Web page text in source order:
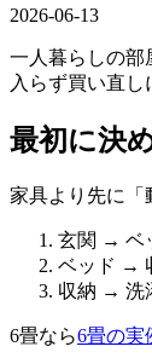
2026-06-13
一人暮らしの部
入らず買い直
最初に決
家具より先に「
玄関 → ベ
ベッド →
収納 → 洗
6畳なら6畳の実